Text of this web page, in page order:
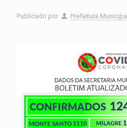
Publicado por Prefeitura Municipal